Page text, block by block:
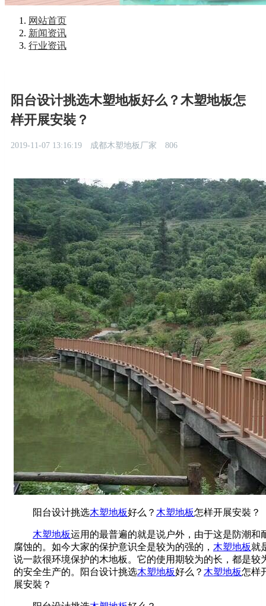
网站首页
新闻资讯
行业资讯
阳台设计挑选木塑地板好么？木塑地板怎
样开展安裝？
2019-11-07 13:16:19 成都木塑地板厂家 806
阳台设计挑选木塑地板好么？ 木塑地板怎样开展安裝？
木塑地板运用的最普遍的就是说户外，由于这是防潮和
腐蚀的。如今大家的保护意识全是较为的强的， 木塑地板就
说一款很环境保护的木地板。它的使用期较为的长，都是较
的安全生产的。阳台设计挑选木塑地板好么？ 木塑地板怎样
展安裝？